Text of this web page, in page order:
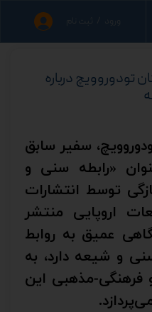
ثبت نام
تودوروویچ درباره
سفیر سابق
«رابطه سنی و
توسط انتشارات
اروپایی منتشر
عمیق به روابط
و شیعه دارد، به
فرهنگی-مذهبی این